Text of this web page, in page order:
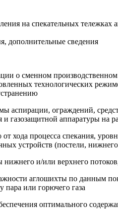
на спекательных
дополнительные сведения
о сменном
технологических
аспирации, ограждений,
газозащитной аппаратуры на
хода процесса спекания,
устройств (постели,
и/или верхнего
аглошихты по данным
или горючего газа
оптимального